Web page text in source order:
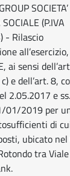
SOCIETA’
(P.IVA
- Rilascio
ai sensi
e dell’art. 8,
2.05.2017 e
01/2019 per
di
ubicato nel
tra